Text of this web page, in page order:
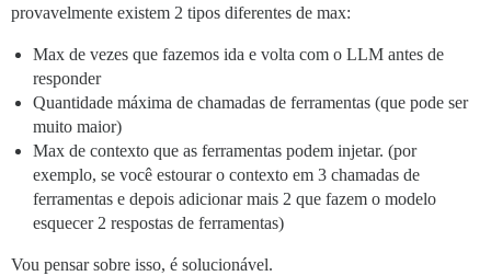
provavelmente existem 2 tipos diferentes de max:
Max de vezes que fazemos ida e volta com o LLM antes de
responder
Quantidade máxima de chamadas de ferramentas (que pode ser
muito maior)
Max de contexto que as ferramentas podem injetar. (por
exemplo, se você estourar o contexto em 3 chamadas de
ferramentas e depois adicionar mais 2 que fazem o modelo
esquecer 2 respostas de ferramentas)
Vou pensar sobre isso, é solucionável.